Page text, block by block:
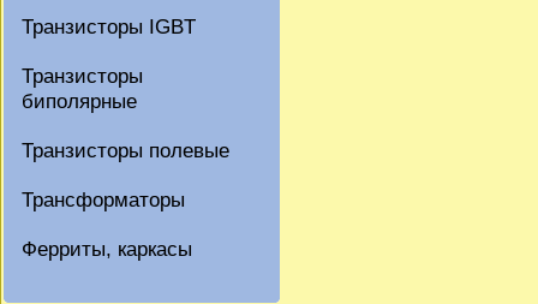
Транзисторы IGBT
Транзисторы
биполярные
Транзисторы полевые
Трансформаторы
Ферриты, каркасы